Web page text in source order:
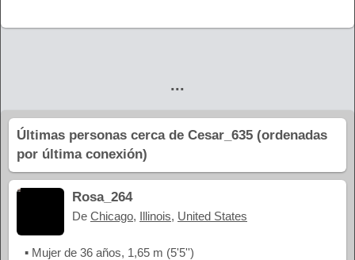
...
Últimas personas cerca de Cesar_635 (ordenadas
por última conexión)
Rosa_264
De Chicago, Illinois, United States
▪ Mujer de 36 años, 1,65 m (5'5'')